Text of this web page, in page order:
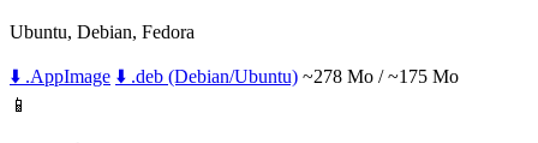
Ubuntu, Debian, Fedora
⬇️ .AppImage ⬇️ .deb (Debian/Ubuntu) ~278 Mo / ~175 Mo
📱